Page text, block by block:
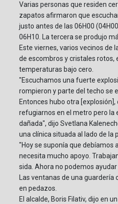
Varias personas que residen
zapatos afirmaron que
justo antes de las 06H00
06H10. La tercera se produjo
Este viernes, varios vecinos de
de escombros y cristales rotos,
temperaturas bajo cero.
"Escuchamos una fuerte
rompieron y parte del techo se
Entonces hubo otra
refugiarnos en el metro pero la
dañada", dijo Svetlana
una clínica situada al lado de la
"Hoy se suponía que debíamos
necesita mucho apoyo.
sida. Ahora no podemos
Las ventanas de una
en pedazos.
El alcalde, Boris Filativ, dijo en